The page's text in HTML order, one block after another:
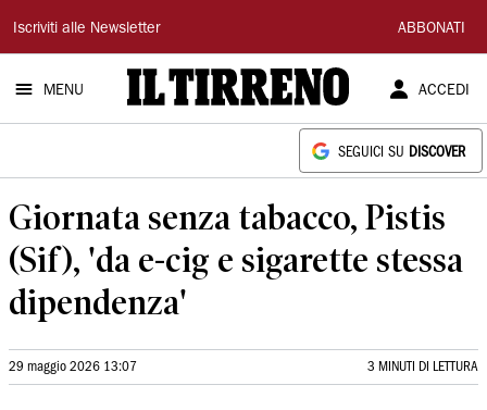
Il
Tirreno
Iscriviti alle Newsletter ABBONATI
MENU ACCEDI
SEGUICI SU DISCOVER
Giornata senza tabacco, Pistis
(Sif), 'da e-cig e sigarette stessa
dipendenza'
29 maggio 2026 13:07 3 MINUTI DI LETTURA